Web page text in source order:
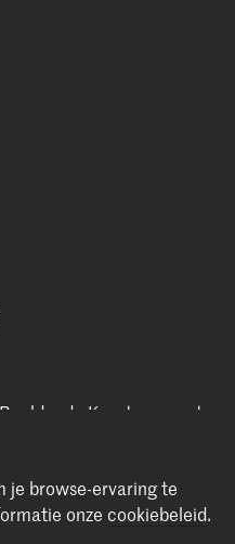
Kunsten vormt
de Hogeschool
je browse-ervaring te
onze cookiebeleid.